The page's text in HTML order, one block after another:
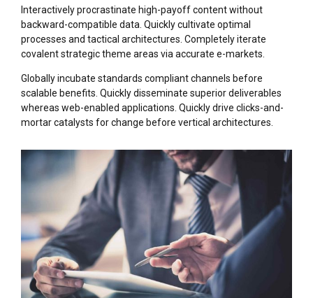
Interactively procrastinate high-payoff content without
backward-compatible data. Quickly cultivate optimal
processes and tactical architectures. Completely iterate
covalent strategic theme areas via accurate e-markets.
Globally incubate standards compliant channels before
scalable benefits. Quickly disseminate superior deliverables
whereas web-enabled applications. Quickly drive clicks-and-
mortar catalysts for change before vertical architectures.